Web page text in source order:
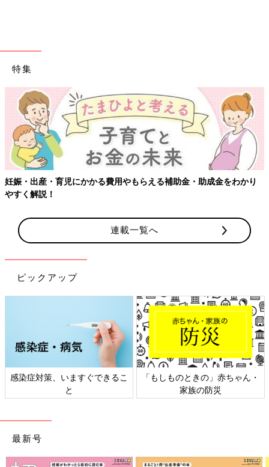
特集
妊娠・出産・育児にかかる費用やもらえる補助金・助成金をわかり
やすく解説！
連載一覧へ
ピックアップ
感染症対策、いますぐできるこ
と
「もしものときの」赤ちゃん・
家族の防災
最新号